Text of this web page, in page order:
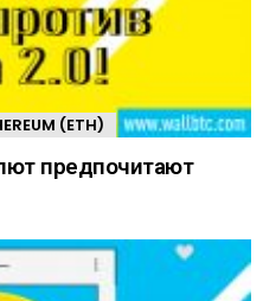
(ETH)
предпочитают